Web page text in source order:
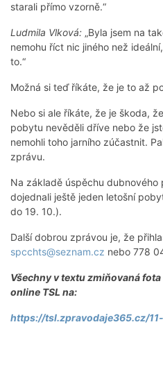
starali přímo vzorně.“
Ludmila Vlková: „Byla jsem na
nemohu říct nic jiného než
to.“
Možná si teď říkáte, že je to až
Nebo si ale říkáte, že je škoda,
pobytu nevěděli dříve nebo že
nemohli toho jarního zúčastnit.
zprávu.
Na základě úspěchu dubnového
dojednali ještě jeden letošní
do 19. 10.).
Další dobrou zprávou je, že
spcchts@seznam.cz nebo 778
Všechny v textu zmiňovaná
online TSL na:
https://tsl.zpravodaje365.cz/